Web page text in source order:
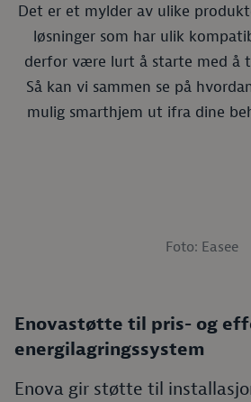
Det er et mylder av ulike
løsninger som har ulik
derfor være lurt å starte med å
Så kan vi sammen se på
mulig smarthjem ut ifra dine
Foto: Easee
Enovastøtte til pris- og
energilagringssystem
Enova gir støtte til